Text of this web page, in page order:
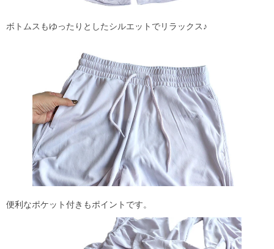
ボトムスもゆったりとしたシルエットでリラックス♪
便利なポケット付きもポイントです。